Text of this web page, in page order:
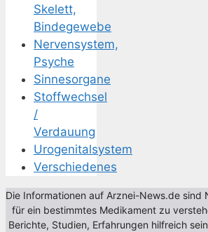
Skelett,
Bindegewebe
Nervensystem,
Psyche
Sinnesorgane
Stoffwechsel
/
Verdauung
Urogenitalsystem
Verschiedenes
Die Informationen auf Arznei-News.de sind
für ein bestimmtes Medikament zu
Berichte, Studien, Erfahrungen hilfreich